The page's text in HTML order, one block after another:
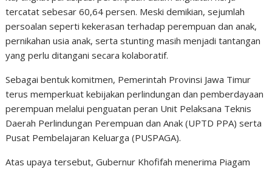
tercatat sebesar 60,64 persen. Meski demikian, sejumlah
persoalan seperti kekerasan terhadap perempuan dan anak,
pernikahan usia anak, serta stunting masih menjadi tantangan
yang perlu ditangani secara kolaboratif.
Sebagai bentuk komitmen, Pemerintah Provinsi Jawa Timur
terus memperkuat kebijakan perlindungan dan pemberdayaan
perempuan melalui penguatan peran Unit Pelaksana Teknis
Daerah Perlindungan Perempuan dan Anak (UPTD PPA) serta
Pusat Pembelajaran Keluarga (PUSPAGA).
Atas upaya tersebut, Gubernur Khofifah menerima Piagam